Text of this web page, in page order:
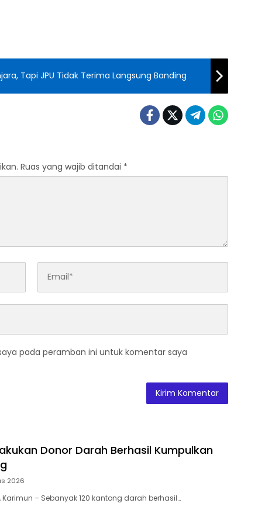
Tapi JPU Tidak Terima Langsung Banding
Ruas yang wajib ditandai *
pada peramban ini untuk komentar saya
Donor Darah Berhasil Kumpulkan
2026
– Sebanyak 120 kantong darah berhasil…